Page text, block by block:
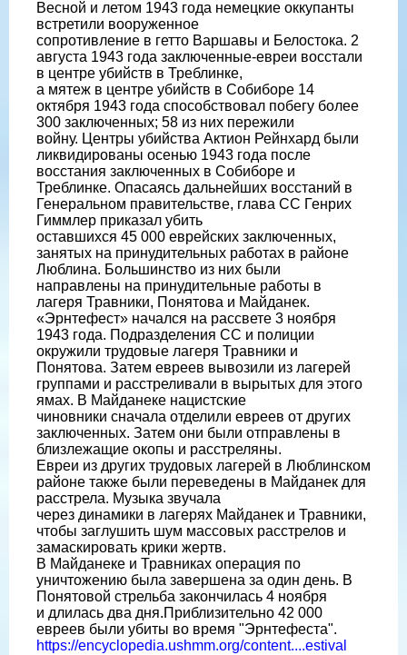
Весной и летом 1943 года немецкие оккупанты
встретили вооруженное
сопротивление в гетто Варшавы и Белостока. 2
августа 1943 года заключенные-евреи восстали
в центре убийств в Треблинке,
а мятеж в центре убийств в Собиборе 14
октября 1943 года способствовал побегу более
300 заключенных; 58 из них пережили
войну. Центры убийства Актион Рейнхард были
ликвидированы осенью 1943 года после
восстания заключенных в Собиборе и
Треблинке. Опасаясь дальнейших восстаний в
Генеральном правительстве, глава СС Генрих
Гиммлер приказал убить
оставшихся 45 000 еврейских заключенных,
занятых на принудительных работах в районе
Люблина. Большинство из них были
направлены на принудительные работы в
лагеря Травники, Понятова и Майданек.
«Эрнтефест» начался на рассвете 3 ноября
1943 года. Подразделения СС и полиции
окружили трудовые лагеря Травники и
Понятова. Затем евреев вывозили из лагерей
группами и расстреливали в вырытых для этого
ямах. В Майданеке нацистские
чиновники сначала отделили евреев от других
заключенных. Затем они были отправлены в
близлежащие окопы и расстреляны.
Евреи из других трудовых лагерей в Люблинском
районе также были переведены в Майданек для
расстрела. Музыка звучала
через динамики в лагерях Майданек и Травники,
чтобы заглушить шум массовых расстрелов и
замаскировать крики жертв.
В Майданеке и Травниках операция по
уничтожению была завершена за один день. В
Понятовой стрельба закончилась 4 ноября
и длилась два дня.Приблизительно 42 000
евреев были убиты во время "Эрнтефеста".
https://encyclopedia.ushmm.org/content....estival